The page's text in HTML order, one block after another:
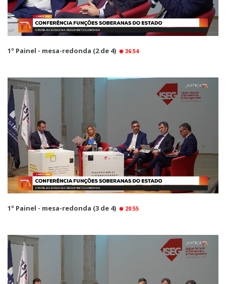
1º Painel - mesa-redonda (2 de 4) 36:54
1º Painel - mesa-redonda (3 de 4) 20:55